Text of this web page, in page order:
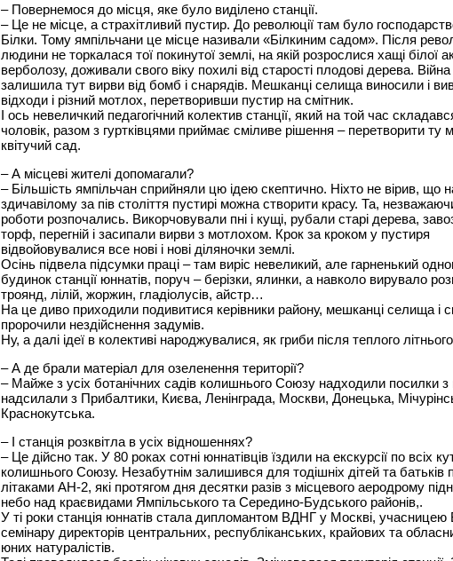
– Повернемося до місця, яке було виділено станції.
– Це не місце, а страхітливий пустир. До революції там було
Білки. Тому ямпільчани це місце називали «Білкиним садом». Після
людини не торкалася тої покинутої землі, на якій розрослися хащі білої
верболозу, доживали свого віку похилі від старості плодові дерева.
залишила тут вирви від бомб і снарядів. Мешканці селища виносили і
відходи і різний мотлох, перетворивши пустир на смітник.
І ось невеличкий педагогічний колектив станції, який на той час
чоловік, разом з гуртківцями приймає сміливе рішення – перетворити ту
квітучий сад.
– А місцеві жителі допомагали?
– Більшість ямпільчан сприйняли цю ідею скептично. Ніхто не вірив, що
здичавілому за пів століття пустирі можна створити красу. Та,
роботи розпочались. Викорчовували пні і кущі, рубали старі дерева,
торф, перегній і засипали вирви з мотлохом. Крок за кроком у пустиря
відвойовувалися все нові і нові діляночки землі.
Осінь підвела підсумки праці – там виріс невеликий, але гарненький
будинок станції юннатів, поруч – берізки, ялинки, а навколо вирувало
троянд, лілій, жоржин, гладіолусів, айстр…
На це диво приходили подивитися керівники району, мешканці селища і
пророчили нездійснення задумів.
Ну, а далі ідеї в колективі народжувалися, як гриби після теплого
– А де брали матеріал для озеленення території?
– Майже з усіх ботанічних садів колишнього Союзу надходили посилки з
надсилали з Прибалтики, Києва, Ленінграда, Москви, Донецька,
Краснокутська.
– І станція розквітла в усіх відношеннях?
– Це дійсно так. У 80 роках сотні юннатівців їздили на екскурсії по всіх
колишнього Союзу. Незабутнім залишився для тодішніх дітей та батьків
літаками АН-2, які протягом дня десятки разів з місцевого аеродрому
небо над краєвидами Ямпільського та Середино-Будського районів,.
У ті роки станція юннатів стала дипломантом ВДНГ у Москві, учасницею
семінару директорів центральних, республіканських, крайових та
юних натуралістів.